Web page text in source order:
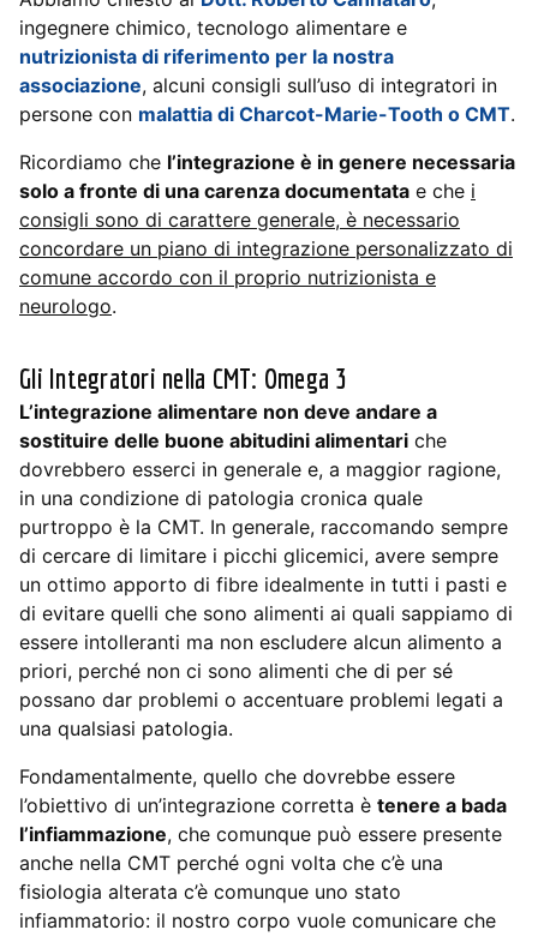
ingegnere chimico, tecnologo alimentare e
nutrizionista di riferimento per la nostra
associazione, alcuni consigli sull’uso di integratori in
persone con malattia di Charcot-Marie-Tooth o CMT.
Ricordiamo che l’integrazione è in genere necessaria
solo a fronte di una carenza documentata e che i
consigli sono di carattere generale, è necessario
concordare un piano di integrazione personalizzato di
comune accordo con il proprio nutrizionista e
neurologo.
Gli Integratori nella CMT: Omega 3
L’integrazione alimentare non deve andare a
sostituire delle buone abitudini alimentari che
dovrebbero esserci in generale e, a maggior ragione,
in una condizione di patologia cronica quale
purtroppo è la CMT. In generale, raccomando sempre
di cercare di limitare i picchi glicemici, avere sempre
un ottimo apporto di fibre idealmente in tutti i pasti e
di evitare quelli che sono alimenti ai quali sappiamo di
essere intolleranti ma non escludere alcun alimento a
priori, perché non ci sono alimenti che di per sé
possano dar problemi o accentuare problemi legati a
una qualsiasi patologia.
Fondamentalmente, quello che dovrebbe essere
l’obiettivo di un’integrazione corretta è tenere a bada
l’infiammazione, che comunque può essere presente
anche nella CMT perché ogni volta che c’è una
fisiologia alterata c’è comunque uno stato
infiammatorio: il nostro corpo vuole comunicare che